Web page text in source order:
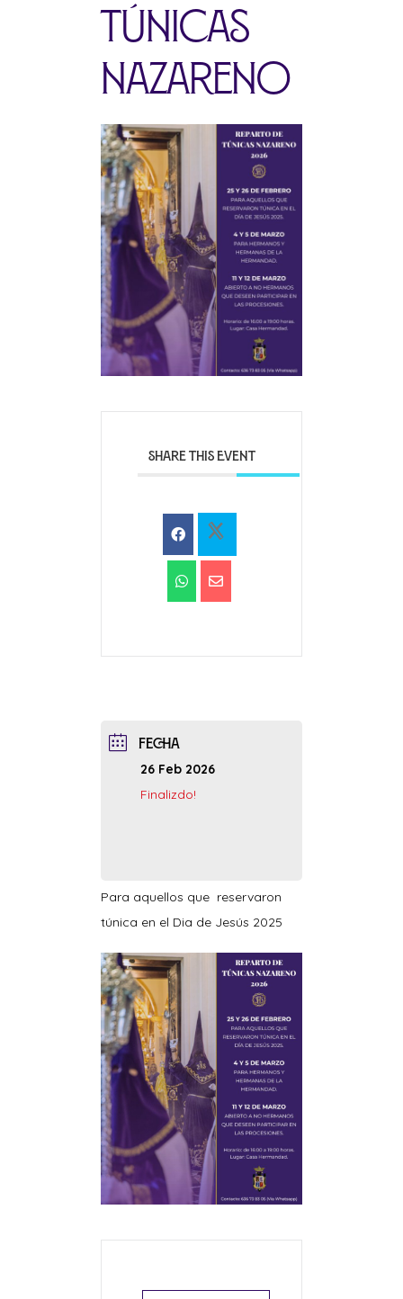
túnicas
nazareno
SHARE THIS EVENT
FECHA
26 Feb 2026
Finalizdo!
Para aquellos que reservaron
túnica en el Dia de Jesús 2025